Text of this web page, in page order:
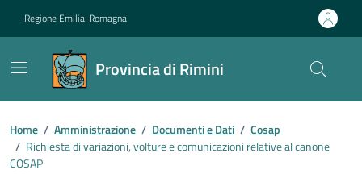
Regione Emilia-Romagna
Provincia di Rimini
Contenuti in evidenza
Home / Amministrazione / Documenti e Dati / Cosap
/ Richiesta di variazioni, volture e comunicazioni relative al canone
COSAP